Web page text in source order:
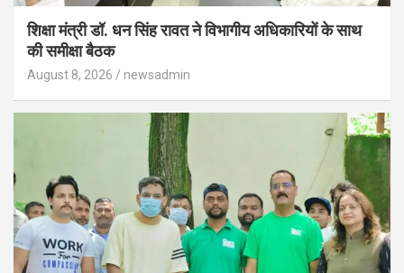
शिक्षा मंत्री डॉ. धन सिंह रावत ने विभागीय अधिकारियों के साथ
की समीक्षा बैठक
August 8, 2026 newsadmin